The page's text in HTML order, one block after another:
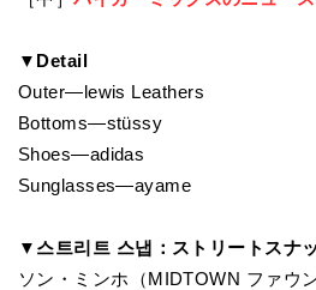
▼Detail
Outer—lewis Leathers
Bottoms—stüssy
Shoes—adidas
Sunglasses—ayame
▼스트리트 스냅：ストリートスナ
ソン・ミンホ（MIDTOWN ファウ